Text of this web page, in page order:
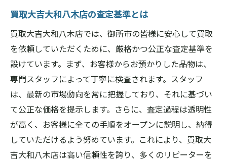
買取大吉大和八木店が提供する信頼の買取体験
御所市での買取体験を支える信頼感
買取大吉大和八木店の信頼の証
御所市での安心の買取体験の特徴
信頼される買取の流れを御所市で解説
買取大吉大和八木店の信頼の背景
御所市で選んで良かったと感じる買取体験
買取大吉大和八木店の査定基準とは
買取大吉大和八木店では、御所市の皆様に安心して買取
を依頼していただくために、厳格かつ公正な査定基準を
設けています。まず、お客様からお預かりした品物は、
専門スタッフによって丁寧に検査されます。スタッフ
は、最新の市場動向を常に把握しており、それに基づい
て公正な価格を提示します。さらに、査定過程は透明性
が高く、お客様に全ての手順をオープンに説明し、納得
していただけるよう努めています。これにより、買取大
吉大和八木店は高い信頼性を誇り、多くのリピーターを